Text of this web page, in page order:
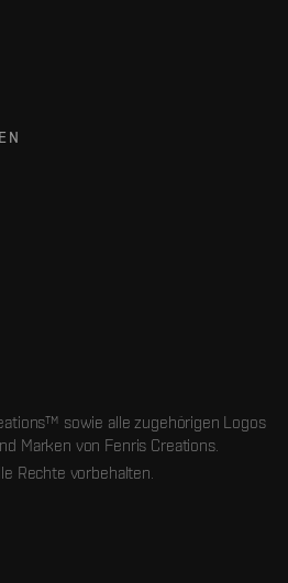
sowie alle zugehörigen Logos
Marken von Fenris Creations.
Rechte vorbehalten.